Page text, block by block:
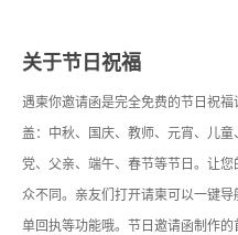
关于节日祝福
遇柬你邀请函是完全免费的节日祝
盖：中秋、国庆、教师、元宵、儿
党、父亲、端午、春节等节日。让
众不同。亲友们打开请柬可以一键
单回执等功能哦。节日邀请函制作的